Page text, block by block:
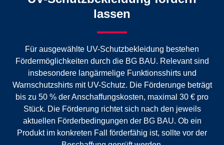
lassen
Für ausgewählte UV-Schutzbekleidung bestehen
Fördermöglichkeiten durch die BG BAU. Relevant sind
insbesondere langärmelige Funktionsshirts und
Warnschutzshirts mit UV-Schutz. Die Förderunge beträgt
bis zu 50 % der Anschaffungskosten, maximal 30 € pro
Stück. Die Förderung richtet sich nach den jeweils
aktuellen Förderbedingungen der BG BAU. Ob ein
Produkt im konkreten Fall förderfähig ist, sollte vor der